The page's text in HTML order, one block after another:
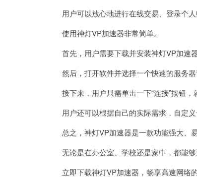
用户可以放心地进行在线交易、登录个人
使用神灯VP加速器非常简单。
首先，用户需要下载并安装神灯VP加速器
然后，打开软件并选择一个快速的服务器
接下来，用户只需单击一下“连接”按钮，
用户还可以根据自己的实际需求，自定义
总之，神灯VP加速器是一款功能强大、易
无论是在办公室、学校还是家中，都能够
立即下载神灯VP加速器，畅享高速网络的